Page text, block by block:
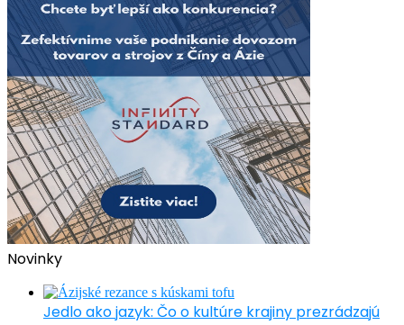
Novinky
Jedlo ako jazyk: Čo o kultúre krajiny prezrádzajú